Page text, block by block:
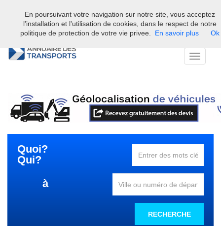
Bienvenue sur l'annuaire professionnel du transport et de la la
logistique en France.
Toggle
Quoi?
Qui?
à
RECHERCHE
En poursuivant votre navigation sur notre site, vous acceptez
l'installation et l'utilisation de cookies, dans le respect de notre
politique de protection de votre vie privee.
En savoir plus Ok